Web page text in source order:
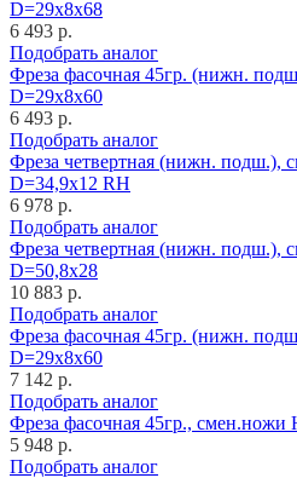
D=29x8x68
6 493 р.
Подобрать аналог
Фреза фасочная 45гр. (нижн.
D=29x8x60
6 493 р.
Подобрать аналог
Фреза четвертная (нижн. подш.),
D=34,9x12 RH
6 978 р.
Подобрать аналог
Фреза четвертная (нижн. подш.),
D=50,8x28
10 883 р.
Подобрать аналог
Фреза фасочная 45гр. (нижн.
D=29x8x60
7 142 р.
Подобрать аналог
Фреза фасочная 45гр., смен.ножи
5 948 р.
Подобрать аналог